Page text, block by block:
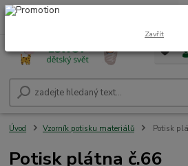
+420 604 278 943
Úvod Vzorník potisku materiálů Potisk
Potisk plátna č.66
Zavřít